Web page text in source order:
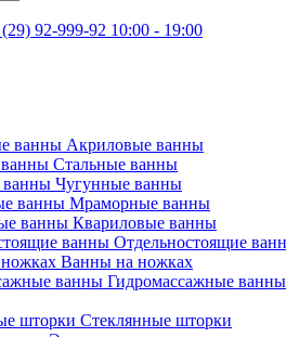
92-999-92 10:00 - 19:00
Акриловые ванны
Стальные ванны
Чугунные ванны
Мраморные ванны
Квариловые ванны
Отдельностоящие
Ванны на ножках
Гидромассажные ванны
Стеклянные шторки